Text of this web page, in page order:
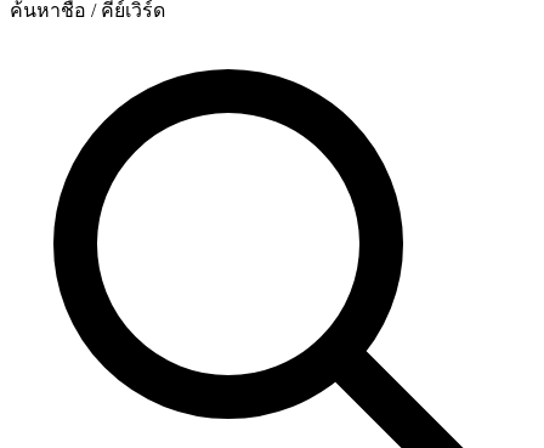
ค้นหาชื่อ / คีย์เวิร์ด